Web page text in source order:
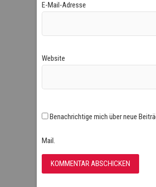
E-Mail-Adresse
Website
Benachrichtige mich über neue
Mail.